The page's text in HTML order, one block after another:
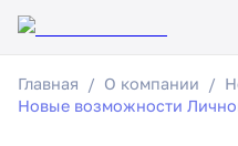
Главная О компании
Новые возможности